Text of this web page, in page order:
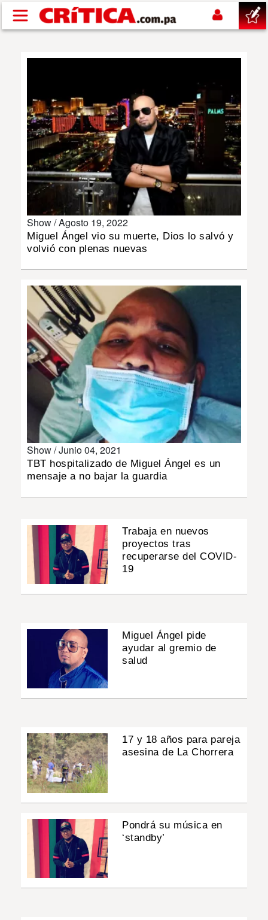
Pasar al contenido principal
NACIONAL
POLÍTICA
DEPORTES
INSÓLITAS
MULTIMEDIA
IMPRESO
Show /Agosto 19, 2022
Miguel Ángel vio su muerte, Dios lo salvó y
volvió con plenas nuevas
Show /Junio 04, 2021
TBT hospitalizado de Miguel Ángel es un
mensaje a no bajar la guardia
Trabaja en nuevos
proyectos tras
recuperarse del COVID-
19
Miguel Ángel pide
ayudar al gremio de
salud
17 y 18 años para pareja
asesina de La Chorrera
Pondrá su música en
‘standby’